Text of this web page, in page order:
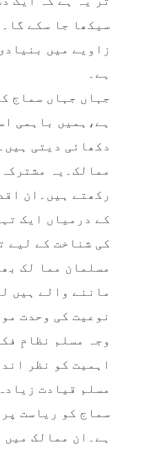
سیکھا جا سکے
زاویے میں
ہے۔
جہاں جہاں سماج
ہے،ہمیں باہمی
دکھائی دیتی
ممالک۔یہ
رکھتے ہیں۔ان
کے درمیاں ایک
کی شناخت کے لیے
مسلمان مما لک
ماننے والے ہیں
نوعیت کی وحدت
وجہ مسلم نظامِ
اہمیت کو نظر
مسلم قیادت
سماج کو ریاست
ہے۔ان ممالک